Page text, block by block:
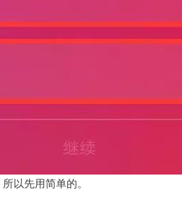
以先用简单的。